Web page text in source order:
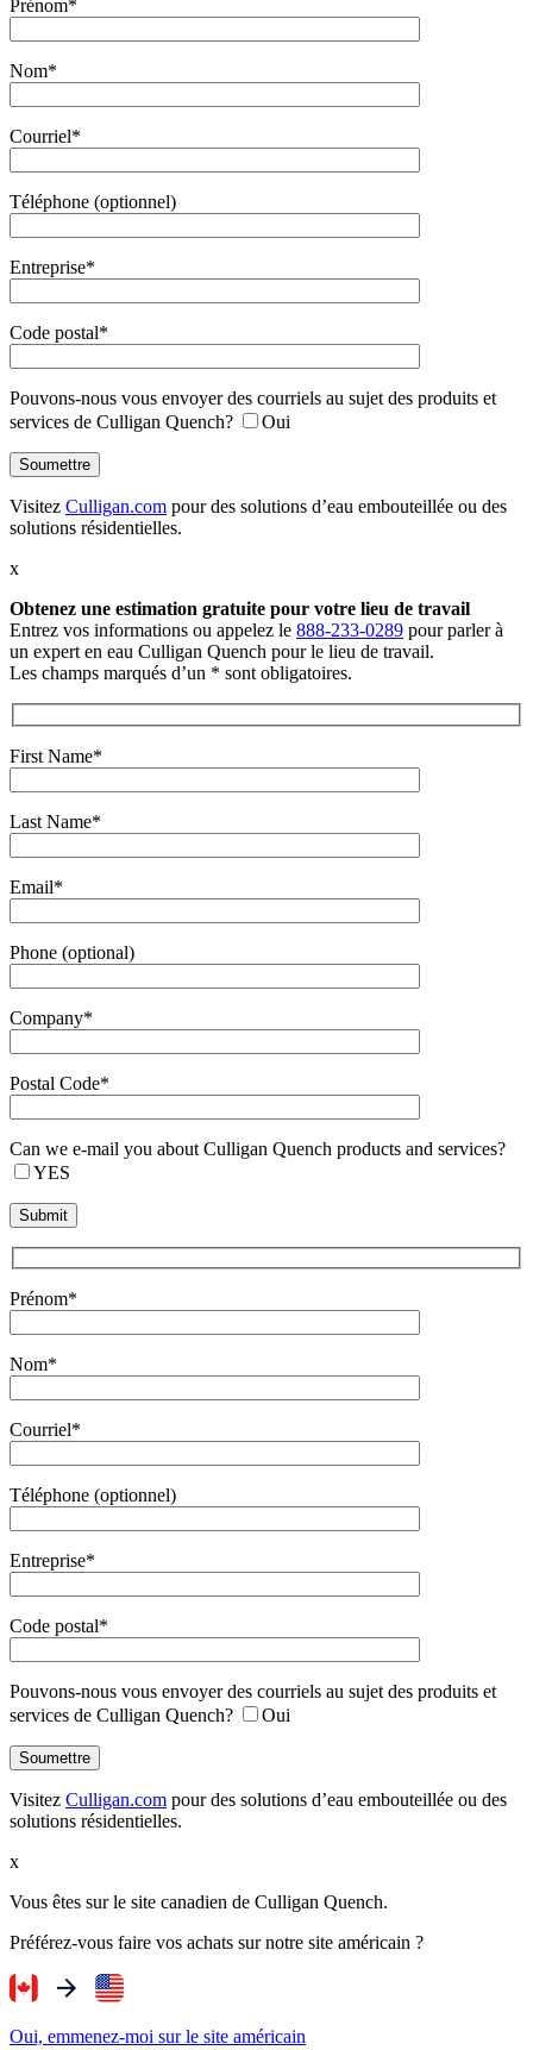
Prénom*
Nom*
Courriel*
Téléphone (optionnel)
Entreprise*
Code postal*
Pouvons-nous vous envoyer des courriels au sujet des produits et
services de Culligan Quench?
Oui
Visitez Culligan.com pour des solutions d’eau embouteillée ou des
solutions résidentielles.
x
Obtenez une estimation gratuite pour votre lieu de travail
Entrez vos informations ou appelez le 888-233-0289 pour parler à
un expert en eau Culligan Quench pour le lieu de travail.
Les champs marqués d’un * sont obligatoires.
First Name*
Last Name*
Email*
Phone (optional)
Company*
Postal Code*
Can we e-mail you about Culligan Quench products and services?
YES
Prénom*
Nom*
Courriel*
Téléphone (optionnel)
Entreprise*
Code postal*
Pouvons-nous vous envoyer des courriels au sujet des produits et
services de Culligan Quench?
Oui
Visitez Culligan.com pour des solutions d’eau embouteillée ou des
solutions résidentielles.
x
Vous êtes sur le site canadien de Culligan Quench.
Préférez-vous faire vos achats sur notre site américain ?
Oui, emmenez-moi sur le site américain